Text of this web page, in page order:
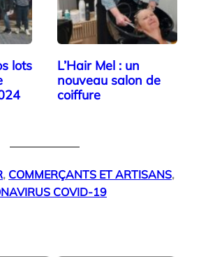
lots
L’Hair Mel : un
nouveau salon de
coiffure
, COMMERÇANTS ET ARTISANS
COVID-19